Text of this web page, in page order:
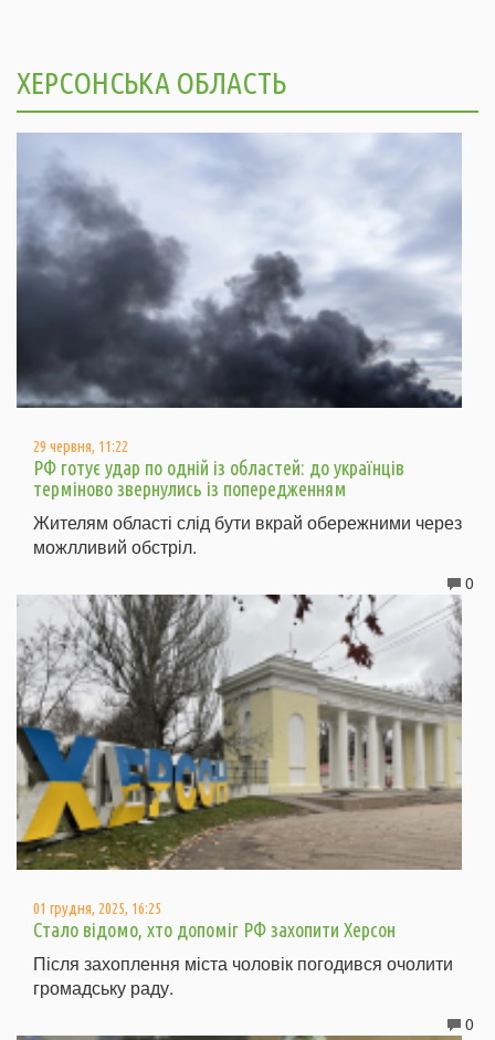
ХЕРСОНСЬКА ОБЛАСТЬ
29 червня, 11:22
РФ готує удар по одній із областей: до українців
терміново звернулись із попередженням
Жителям області слід бути вкрай обережними через
можлливий обстріл.
0
01 грудня, 2025, 16:25
Стало відомо, хто допоміг РФ захопити Херсон
Після захоплення міста чоловік погодився очолити
громадську раду.
0